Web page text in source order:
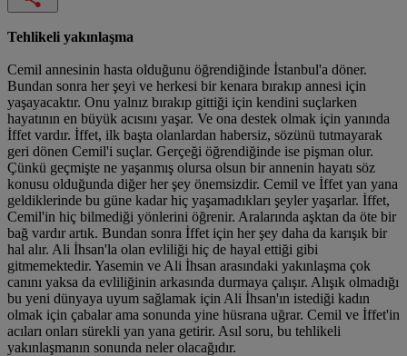
Tehlikeli yakınlaşma
Cemil annesinin hasta olduğunu öğrendiğinde İstanbul'a döner.
Bundan sonra her şeyi ve herkesi bir kenara bırakıp annesi için
yaşayacaktır. Onu yalnız bırakıp gittiği için kendini suçlarken
hayatının en büyük acısını yaşar. Ve ona destek olmak için yanında
İffet vardır. İffet, ilk başta olanlardan habersiz, sözünü tutmayarak
geri dönen Cemil'i suçlar. Gerçeği öğrendiğinde ise pişman olur.
Çünkü geçmişte ne yaşanmış olursa olsun bir annenin hayatı söz
konusu olduğunda diğer her şey önemsizdir. Cemil ve İffet yan yana
geldiklerinde bu güne kadar hiç yaşamadıkları şeyler yaşarlar. İffet,
Cemil'in hiç bilmediği yönlerini öğrenir. Aralarında aşktan da öte bir
bağ vardır artık. Bundan sonra İffet için her şey daha da karışık bir
hal alır. Ali İhsan'la olan evliliği hiç de hayal ettiği gibi
gitmemektedir. Yasemin ve Ali İhsan arasındaki yakınlaşma çok
canını yaksa da evliliğinin arkasında durmaya çalışır. Alışık olmadığı
bu yeni dünyaya uyum sağlamak için Ali İhsan'ın istediği kadın
olmak için çabalar ama sonunda yine hüsrana uğrar. Cemil ve İffet'in
acıları onları sürekli yan yana getirir. Asıl soru, bu tehlikeli
yakınlaşmanın sonunda neler olacağıdır.